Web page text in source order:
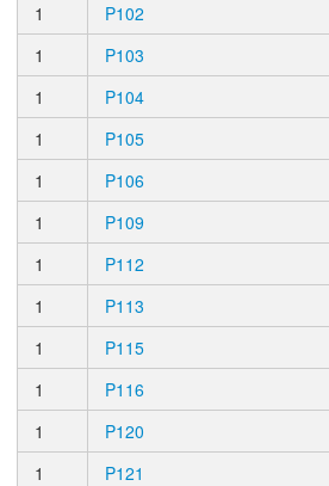
1
P102
1
P103
1
P104
1
P105
1
P106
1
P109
1
P112
1
P113
1
P115
1
P116
1
P120
1
P121